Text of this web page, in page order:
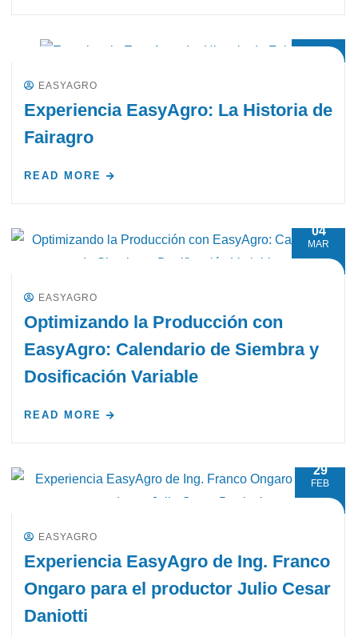
EASYAGRO
Experiencia EasyAgro: La Historia de
Fairagro
READ MORE
04
MAR
EASYAGRO
Optimizando la Producción con
EasyAgro: Calendario de Siembra y
Dosificación Variable
READ MORE
29
FEB
EASYAGRO
Experiencia EasyAgro de Ing. Franco
Ongaro para el productor Julio Cesar
Daniotti